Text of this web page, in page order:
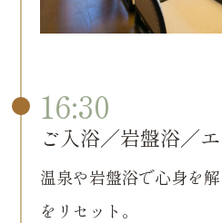
16:30
ご入浴／岩盤浴／
温泉や岩盤浴で心身を
をリセット。